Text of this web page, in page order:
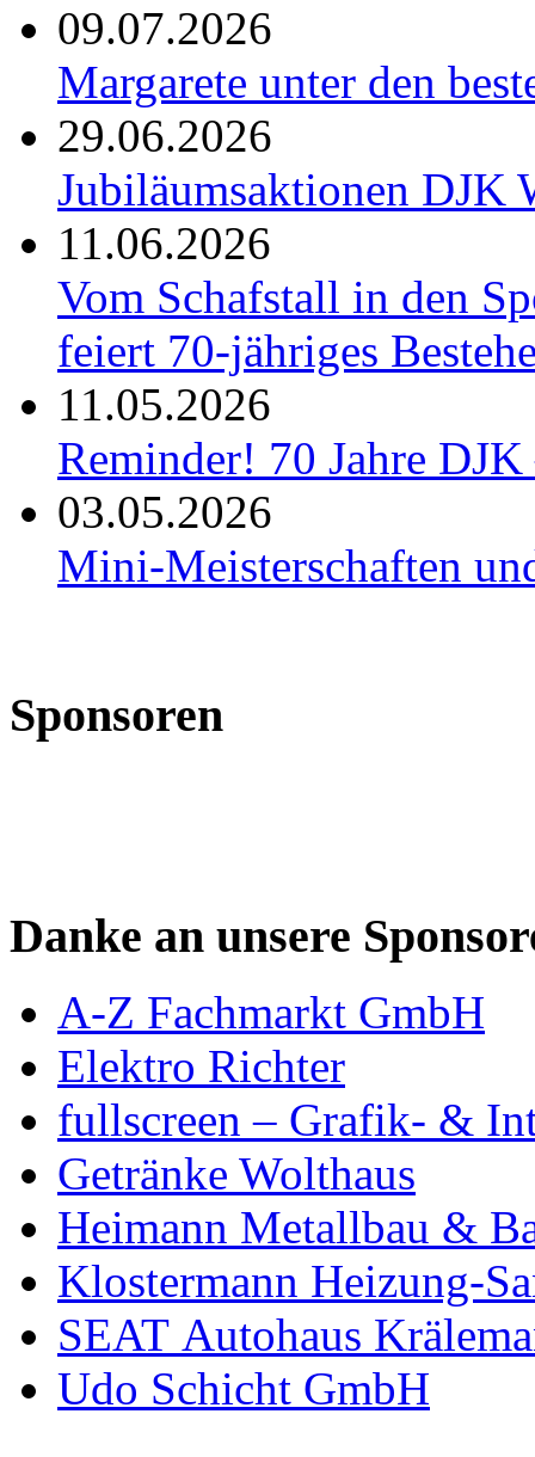
09.07.2026
Margarete unter den
29.06.2026
Jubiläumsaktionen DJK
11.06.2026
Vom Schafstall in den
feiert 70-jähriges
11.05.2026
Reminder! 70 Jahre
03.05.2026
Mini-Meisterschaften
Sponsoren
Danke an unsere
A-Z Fachmarkt GmbH
Elektro Richter
fullscreen – Grafik- &
Getränke Wolthaus
Heimann Metallbau &
Klostermann Heizung-
SEAT Autohaus
Udo Schicht GmbH